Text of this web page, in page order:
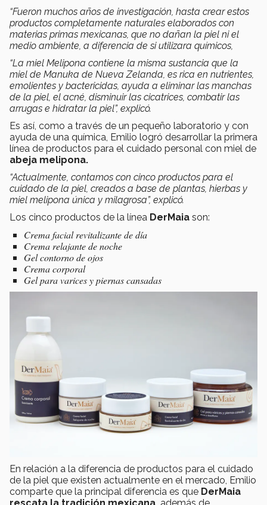
“Fueron muchos años de investigación, hasta crear estos
productos completamente naturales elaborados con
materias primas mexicanas, que no dañan la piel ni el
medio ambiente, a diferencia de si utilizara químicos,
“La miel Melipona contiene la misma sustancia que la
miel de Manuka de Nueva Zelanda, es rica en nutrientes,
emolientes y bactericidas, ayuda a eliminar las manchas
de la piel, el acné, disminuir las cicatrices, combatir las
arrugas e hidratar la piel”, explicó.
Es así, como a través de un pequeño laboratorio y con
ayuda de una química, Emilio logró desarrollar la primera
línea de productos para el cuidado personal con miel de
abeja melipona.
“Actualmente, contamos con cinco productos para el
cuidado de la piel, creados a base de plantas, hierbas y
miel melipona única y milagrosa”, explicó.
Los cinco productos de la línea DerMaia son:
Crema facial revitalizante de día
Crema relajante de noche
Gel contorno de ojos
Crema corporal
Gel para varices y piernas cansadas
En relación a la diferencia de productos para el cuidado
de la piel que existen actualmente en el mercado, Emilio
comparte que la principal diferencia es que DerMaia